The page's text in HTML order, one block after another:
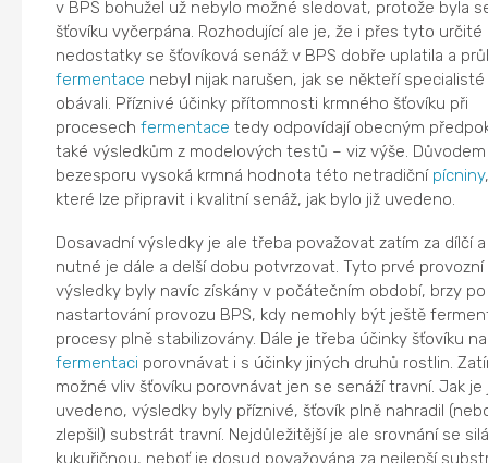
v BPS bohužel už nebylo možné sledovat, protože byla
šťovíku vyčerpána. Rozhodující ale je, že i přes tyto určité
nedostatky se šťovíková senáž v BPS dobře uplatila a
fermentace nebyl nijak narušen, jak se někteří
obávali. Příznivé účinky přítomnosti krmného šťovíku při
procesechfermentace tedy odpovídají obecným
také výsledkům z modelových testů – viz výše.
bezesporu vysoká krmná hodnota této netradiční pícniny
které lze připravit i kvalitní senáž, jak bylo již uvedeno.
Dosavadní výsledky je ale třeba považovat zatím za dílčí
nutné je dále a delší dobu potvrzovat. Tyto prvé provozní
výsledky byly navíc získány v počátečním období, brzy po
nastartování provozu BPS, kdy nemohly být ještě
procesy plně stabilizovány. Dále je třeba účinky šťovíku na
fermentaci porovnávat i s účinky jiných druhů rostlin.
možné vliv šťovíku porovnávat jen se senáží travní. Jak je
uvedeno, výsledky byly příznivé, šťovík plně nahradil
zlepšil) substrát travní. Nejdůležitější je ale srovnání se
kukuřičnou, neboť je dosud považována za nejlepší